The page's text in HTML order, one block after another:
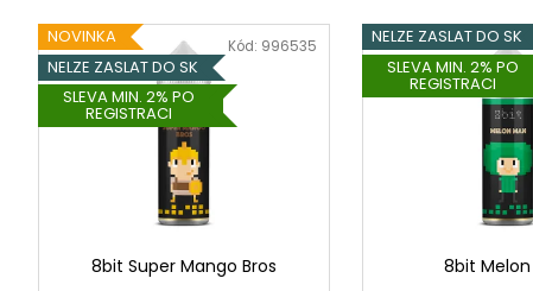
n
í
r
V
ý
p
NOVINKA
NELZE ZASLAT DO SK
SLEVA MIN. 2% PO
REGISTRACI
8bit Super Mango Bros
Kód: 996535
NELZE ZASLAT DO SK
SLEVA MIN. 2% PO
REGISTRACI
8bit
LIQUID DEKANG PINEAPPLE 10ML - 11MG ELF BAR
189 Kč
Původně: